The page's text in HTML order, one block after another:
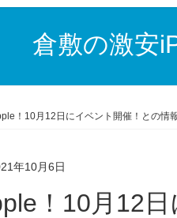
倉敷の激安
！10月12日にイベント開催！との情
年10月6日